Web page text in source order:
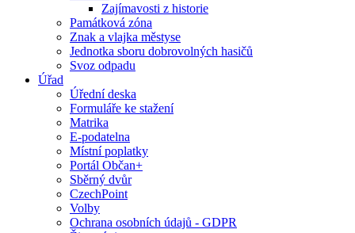
Zajímavosti z historie
Památková zóna
Znak a vlajka městyse
Jednotka sboru dobrovolných hasičů
Svoz odpadu
Úřad
Úřední deska
Formuláře ke stažení
Matrika
E-podatelna
Místní poplatky
Portál Občan+
Sběrný dvůr
CzechPoint
Volby
Ochrana osobních údajů - GDPR